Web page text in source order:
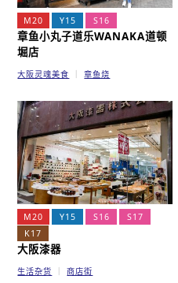
M20 Y15 S16
章鱼小丸子道乐WANAKA道顿
堀店
大阪灵魂美食 章鱼烧
M20 Y15 S16
S17
K17
大阪漆器
生活杂货 商店街